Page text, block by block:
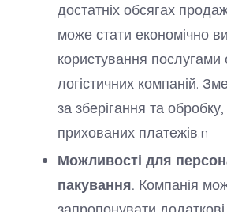
достатніх обсягах
може стати економічно
користування послугами
логістичних компаній.
за зберігання та
прихованих платежів.n
Можливості для
пакування. Компанія